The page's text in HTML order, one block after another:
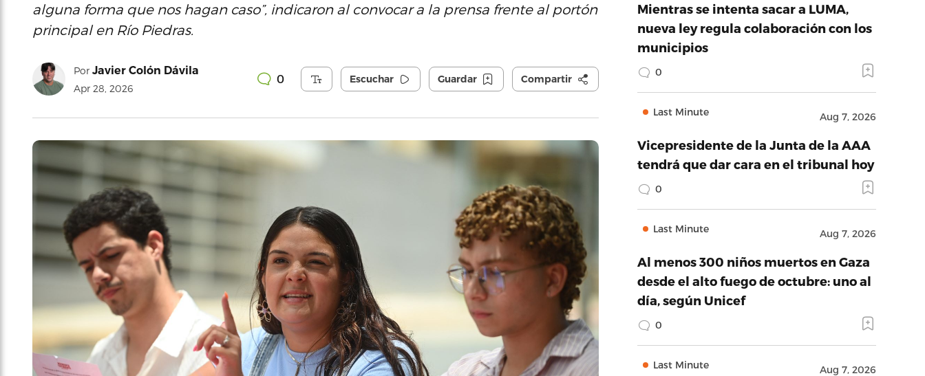
alguna forma que nos hagan caso”, indicaron al convocar a la prensa frente al portón
principal en Río Piedras.
Por Javier Colón Dávila
Apr 28, 2026
0 Escuchar Guardar Compartir
Mientras se intenta sacar a LUMA,
nueva ley regula colaboración con los
municipios
0
Last Minute Aug 7, 2026
Vicepresidente de la Junta de la AAA
tendrá que dar cara en el tribunal hoy
0
Last Minute Aug 7, 2026
Al menos 300 niños muertos en Gaza
desde el alto fuego de octubre: uno al
día, según Unicef
0
Last Minute Aug 7, 2026